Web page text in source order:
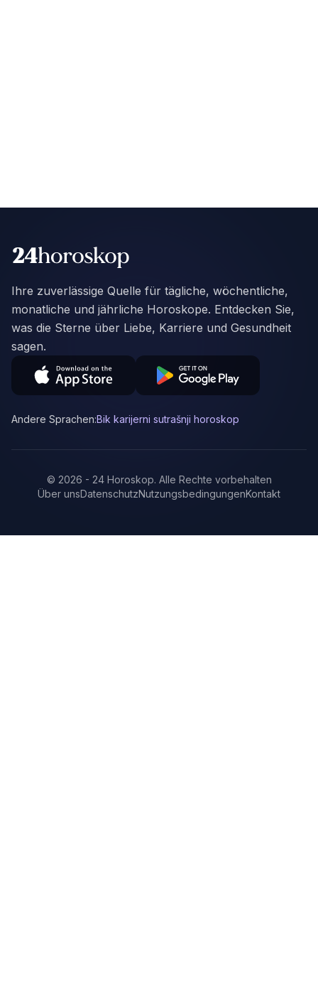
Ihre zuverlässige Quelle für tägliche, wöchentliche,
monatliche und jährliche Horoskope. Entdecken Sie,
was die Sterne über Liebe, Karriere und Gesundheit
sagen.
Andere Sprachen:Bik karijerni sutrašnji horoskop
© 2026 - 24 Horoskop. Alle Rechte vorbehalten
Über unsDatenschutzNutzungsbedingungenKontakt